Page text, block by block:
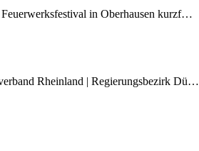
in Oberhausen kurzf…
Rheinland | Regierungsbezirk Dü…